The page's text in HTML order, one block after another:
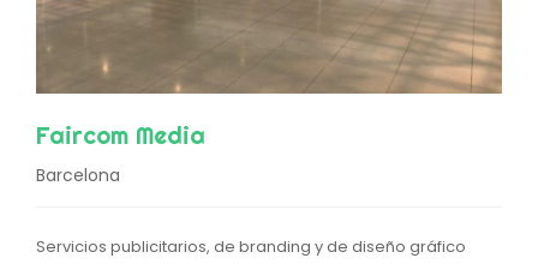
Faircom Media
Barcelona
Servicios publicitarios, de branding y de diseño gráfico